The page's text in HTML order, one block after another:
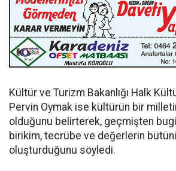
Kültür ve Turizm Bakanlığı Halk
Pervin Oymak ise kültürün bir
olduğunu belirterek, geçmişten
birikim, tecrübe ve değerlerin
oluşturduğunu söyledi.